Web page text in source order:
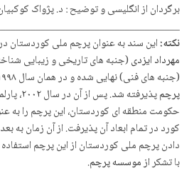
برگردان از انگلیسی و توضیح : د. پژواک
نکته:این سند به عنوان پرچم ملی کوردستان در سال
مهرداد ایزدی(جنبه های تاریخی و زیبایی
(جنبه های فنی) نهایی شده و در همان سال ١٩٩٨ توسط
پرچمپذیرفته شد.پس از آن در سال ٢٠٠٢، پارلمان
حکومت منطقه ای کوردستان، این پرچم را به
کورد در تمام ابعاد آن پذیرفت.از آن زمان به
دادن پرچم ملی کوردستان از این پرچم
با تشکراز موسسه پرچم.